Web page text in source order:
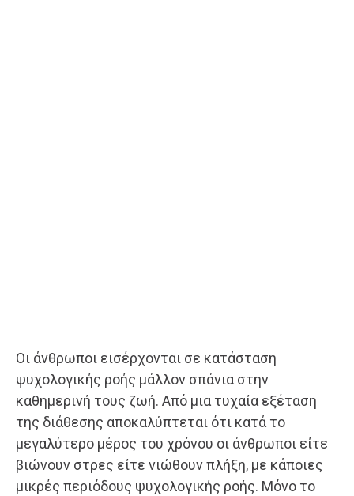
Οι άνθρωποι εισέρχονται σε κατάσταση
ψυχολογικής ροής μάλλον σπάνια στην
καθημερινή τους ζωή. Από μια τυχαία εξέταση
της διάθεσης αποκαλύπτεται ότι κατά το
μεγαλύτερο μέρος του χρόνου οι άνθρωποι είτε
βιώνουν στρες είτε νιώθουν πλήξη, με κάποιες
μικρές περιόδους ψυχολογικής ροής. Μόνο το